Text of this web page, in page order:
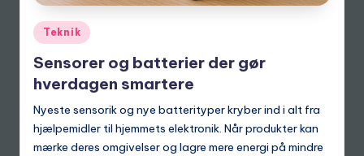
Posted
in
Teknik
Sensorer og batterier der gør
hverdagen smartere
Nyeste sensorik og nye batterityper kryber ind i alt fra
hjælpemidler til hjemmets elektronik. Når produkter kan
mærke deres omgivelser og lagre mere energi på mindre